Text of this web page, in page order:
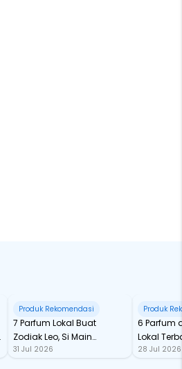
Produk Rekomendasi
7 Parfum Lokal Buat
Zodiak Leo, Si Main
Character yang Selalu
31 Jul 2026
Produk
6 Parfum
Lokal
dari
28 Jul 2026